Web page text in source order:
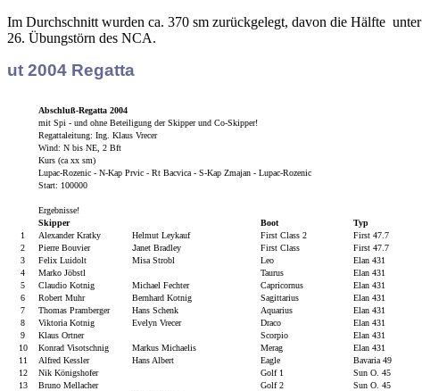
Im Durchschnitt wurden ca. 370 sm zurückgelegt, davon die Hälfte
26. Übungstörn des NCA.
ut 2004 Regatta
Abschluß-Regatta 2004
mit Spi - und ohne Beteiligung der Skipper und Co-Skipper!
Regattaleitung: Ing. Klaus Vrecer
Wind: N bis NE, 2 Bft
Kurs (ca xx sm)
Lupac-Rozenic - N-Kap Prvic - Rt Bacvica - S-Kap Zmajan - Lupac-Rozenic
Start: 100000
Ergebnisse!
Skipper
Boot Typ
1
Alexander Kratky Helmut Leykauf First Class 2 First 47.7
2
Pierre Bouvier Janet Bradley First Class First 47.7
3
Felix Luidolt Misa Strobl Leo Elan 431
4
Marko Jöbstl Taurus Elan 431
5
Claudio Kotnig Michael Fechter Capricornus Elan 431
6
Robert Muhr Bernhard Kotnig Sagittarius Elan 431
7
Thomas Pramberger Hans Schenk Aquarius Elan 431
8
Viktoria Kotnig Evelyn Vrecer Draco Elan 431
9
Klaus Ortner Scorpio Elan 431
10
Konrad Visotschnig Markus Michaelis Merag Elan 431
11
Alfred Kessler Hans Albert Eagle Bavaria 49
12
Nik Königshofer Golf 1 Sun O. 45
13
Bruno Mellacher Golf 2 Sun O. 45